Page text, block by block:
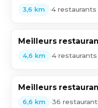
3,6 km •4 restaurants
Meilleurs
4,6 km •4 restaurants
Meilleurs
6,6 km •36